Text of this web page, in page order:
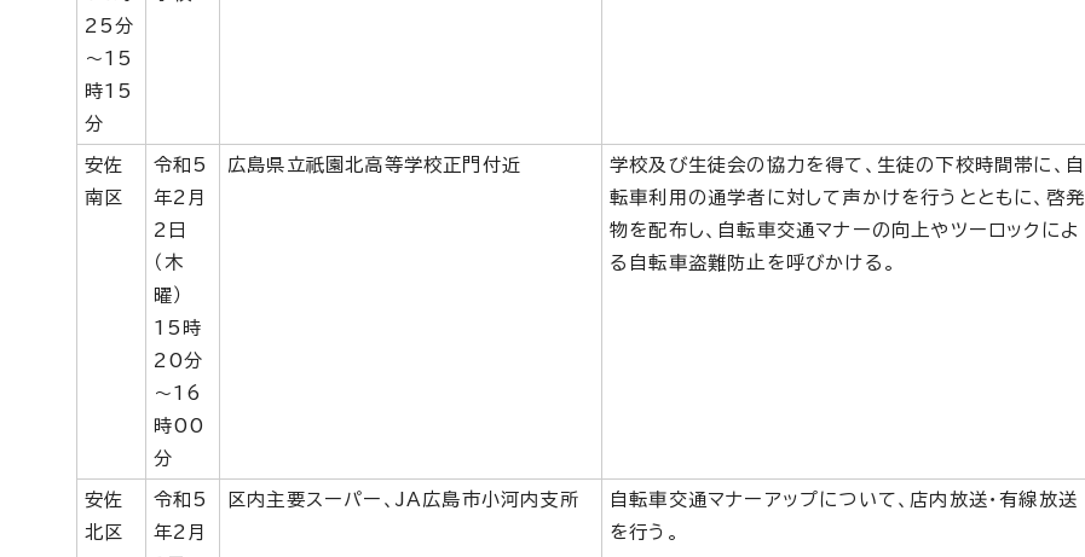
25分
～15
時15
分
安佐
南区
令和5
年2月
2日
（木
曜）
15時
20分
～16
時00
分
広島県立祇園北高等学校正門付近
学校及び生徒会の協力を得て、生徒の下校時間帯に、自
転車利用の通学者に対して声かけを行うとともに、啓発
物を配布し、自転車交通マナーの向上やツーロックによ
る自転車盗難防止を呼びかける。
安佐
北区
令和5
年2月
区内主要スーパー、JA広島市小河内支所
自転車交通マナーアップについて、店内放送・有線放送
を行う。